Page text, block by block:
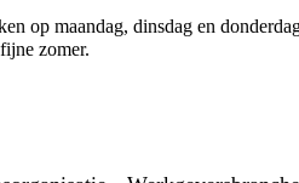
op maandag, dinsdag en
zomer.